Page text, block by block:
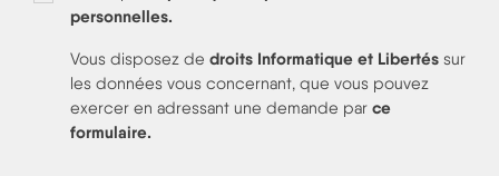
personnelles.
Vous disposez de droits Informatique et Libertés sur
les données vous concernant, que vous pouvez
exercer en adressant une demande par ce
formulaire.